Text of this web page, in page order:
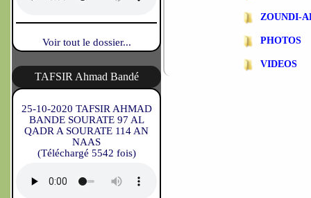
Voir tout le dossier...
TAFSIR Ahmad Bandé
25-10-2020 TAFSIR AHMAD
BANDE SOURATE 97 AL
QADR A SOURATE 114 AN
NAAS
(Téléchargé 5542 fois)
ZOUNDI-
PHOTOS
VIDEOS